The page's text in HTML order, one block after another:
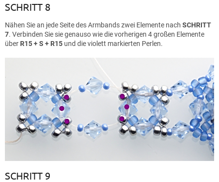
SCHRITT 8
Nähen Sie an jede Seite des Armbands zwei Elemente nach SCHRITT
7. Verbinden Sie sie genauso wie die vorherigen 4 großen Elemente
über R15 + S + R15 und die violett markierten Perlen.
SCHRITT 9